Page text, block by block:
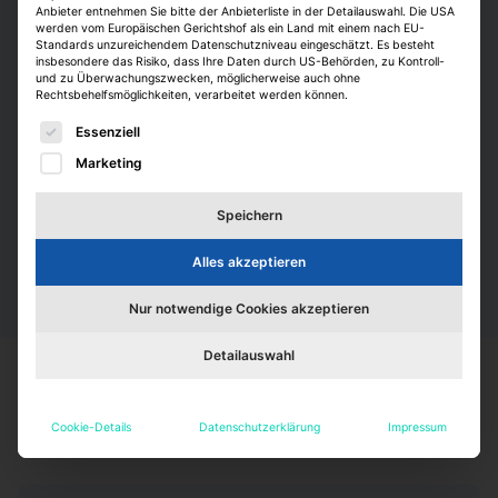
Was wir bieten
Neben einer praktischen Einarbeitung mit einem Paten
in der Niederlassung und E-Learning Tools sowie
Seminare und Workshops in unserer hauseigenen
Akademie bieten wir Ihnen ein dynamisches
Arbeitsumfeld, in dem Sie Eigenverantwortung,
Teamgeist sowie persönliche Gestaltungsspielräume
verbinden können.
Einstiegsmöglichkeiten
Anbieter entnehmen Sie bitte der Anbieterliste in der Detailauswahl. Die USA
werden vom Europäischen Gerichtshof als ein Land mit einem nach EU-
Standards unzureichendem Datenschutzniveau eingeschätzt. Es besteht
insbesondere das Risiko, dass Ihre Daten durch US-Behörden, zu Kontroll-
und zu Überwachungszwecken, möglicherweise auch ohne
Rechtsbehelfsmöglichkeiten, verarbeitet werden können.
Es folgt eine Liste der Service-Gruppen, für die eine
Essenziell
Marketing
Speichern
Alles akzeptieren
Nur notwendige Cookies akzeptieren
Detailauswahl
Cookie-Details Datenschutzerklärung Impressum